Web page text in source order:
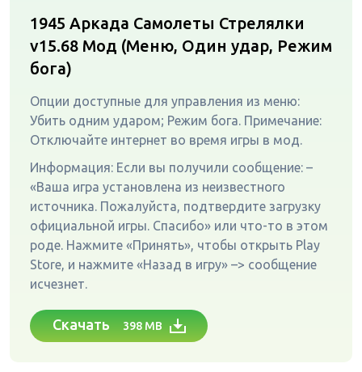
1945 Аркада Самолеты Стрелялки
v15.68 Мод (Меню, Один удар, Режим
бога)
Опции доступные для управления из меню:
Убить одним ударом; Режим бога. Примечание:
Отключайте интернет во время игры в мод.
Информация: Если вы получили сообщение: –
«Ваша игра установлена ​​из неизвестного
источника. Пожалуйста, подтвердите загрузку
официальной игры. Спасибо» или что-то в этом
роде. Нажмите «Принять», чтобы открыть Play
Store, и нажмите «Назад в игру» –> сообщение
исчезнет.
Скачать 398 MB